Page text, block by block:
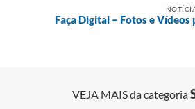
Faça Digital – Fotos e Vídeos
VEJA MAIS da categoria